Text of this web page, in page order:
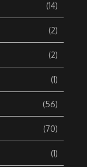
(14)
(2)
(2)
(1)
(56)
(70)
(1)